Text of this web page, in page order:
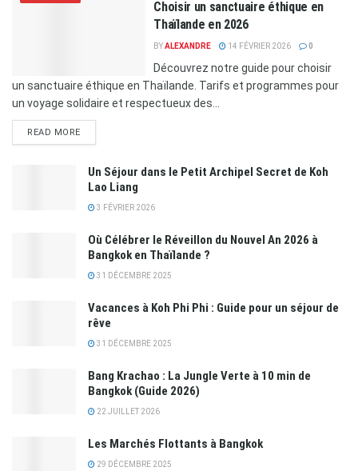
Choisir un sanctuaire éthique en
Thaïlande en 2026
BYALEXANDRE 14 FÉVRIER 2026 0
Découvrez notre guide pour choisir
un sanctuaire éthique en Thaïlande. Tarifs et programmes pour
un voyage solidaire et respectueux des...
READ MORE
Un Séjour dans le Petit Archipel Secret de Koh
Lao Liang
3 FÉVRIER 2026
Où Célébrer le Réveillon du Nouvel An 2026 à
Bangkok en Thaïlande ?
31 DÉCEMBRE 2025
Vacances à Koh Phi Phi : Guide pour un séjour de
rêve
31 DÉCEMBRE 2025
Bang Krachao : La Jungle Verte à 10 min de
Bangkok (Guide 2026)
22 JUILLET 2026
Les Marchés Flottants à Bangkok
29 DÉCEMBRE 2025